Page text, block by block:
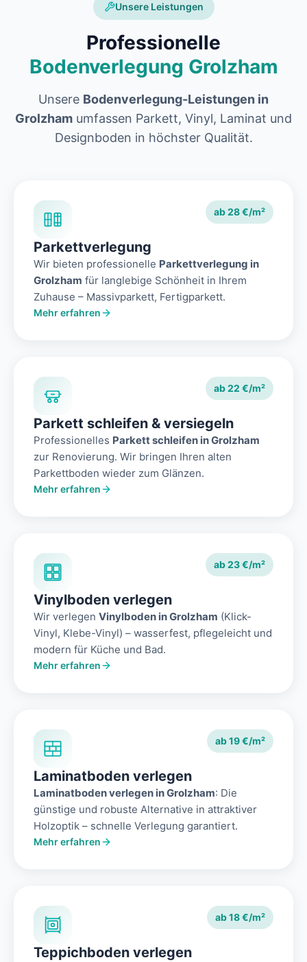
Unsere Leistungen
Professionelle
Bodenverlegung Grolzham
Unsere Bodenverlegung-Leistungen in
Grolzham umfassen Parkett, Vinyl, Laminat und
Designboden in höchster Qualität.
ab 28 €/m²
Parkettverlegung
Wir bieten professionelle Parkettverlegung in
Grolzham für langlebige Schönheit in Ihrem
Zuhause – Massivparkett, Fertigparkett.
Mehr erfahren
ab 22 €/m²
Parkett schleifen & versiegeln
Professionelles Parkett schleifen in Grolzham
zur Renovierung. Wir bringen Ihren alten
Parkettboden wieder zum Glänzen.
Mehr erfahren
ab 23 €/m²
Vinylboden verlegen
Wir verlegen Vinylboden in Grolzham (Klick-
Vinyl, Klebe-Vinyl) – wasserfest, pflegeleicht und
modern für Küche und Bad.
Mehr erfahren
ab 19 €/m²
Laminatboden verlegen
Laminatboden verlegen in Grolzham: Die
günstige und robuste Alternative in attraktiver
Holzoptik – schnelle Verlegung garantiert.
Mehr erfahren
ab 18 €/m²
Teppichboden verlegen